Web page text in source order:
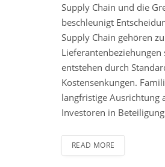
Supply Chain und die
beschleunigt
Supply Chain gehören
entstehen durch
Kostensenkungen.
langfristige Ausrichtung
Investoren in
READ MORE